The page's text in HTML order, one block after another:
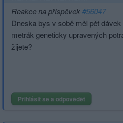
Reakce na příspěvek#56047
Dneska bys v sobě měl pět
metrák geneticky upravených
žijete?
Přihlásit se a odpovědět